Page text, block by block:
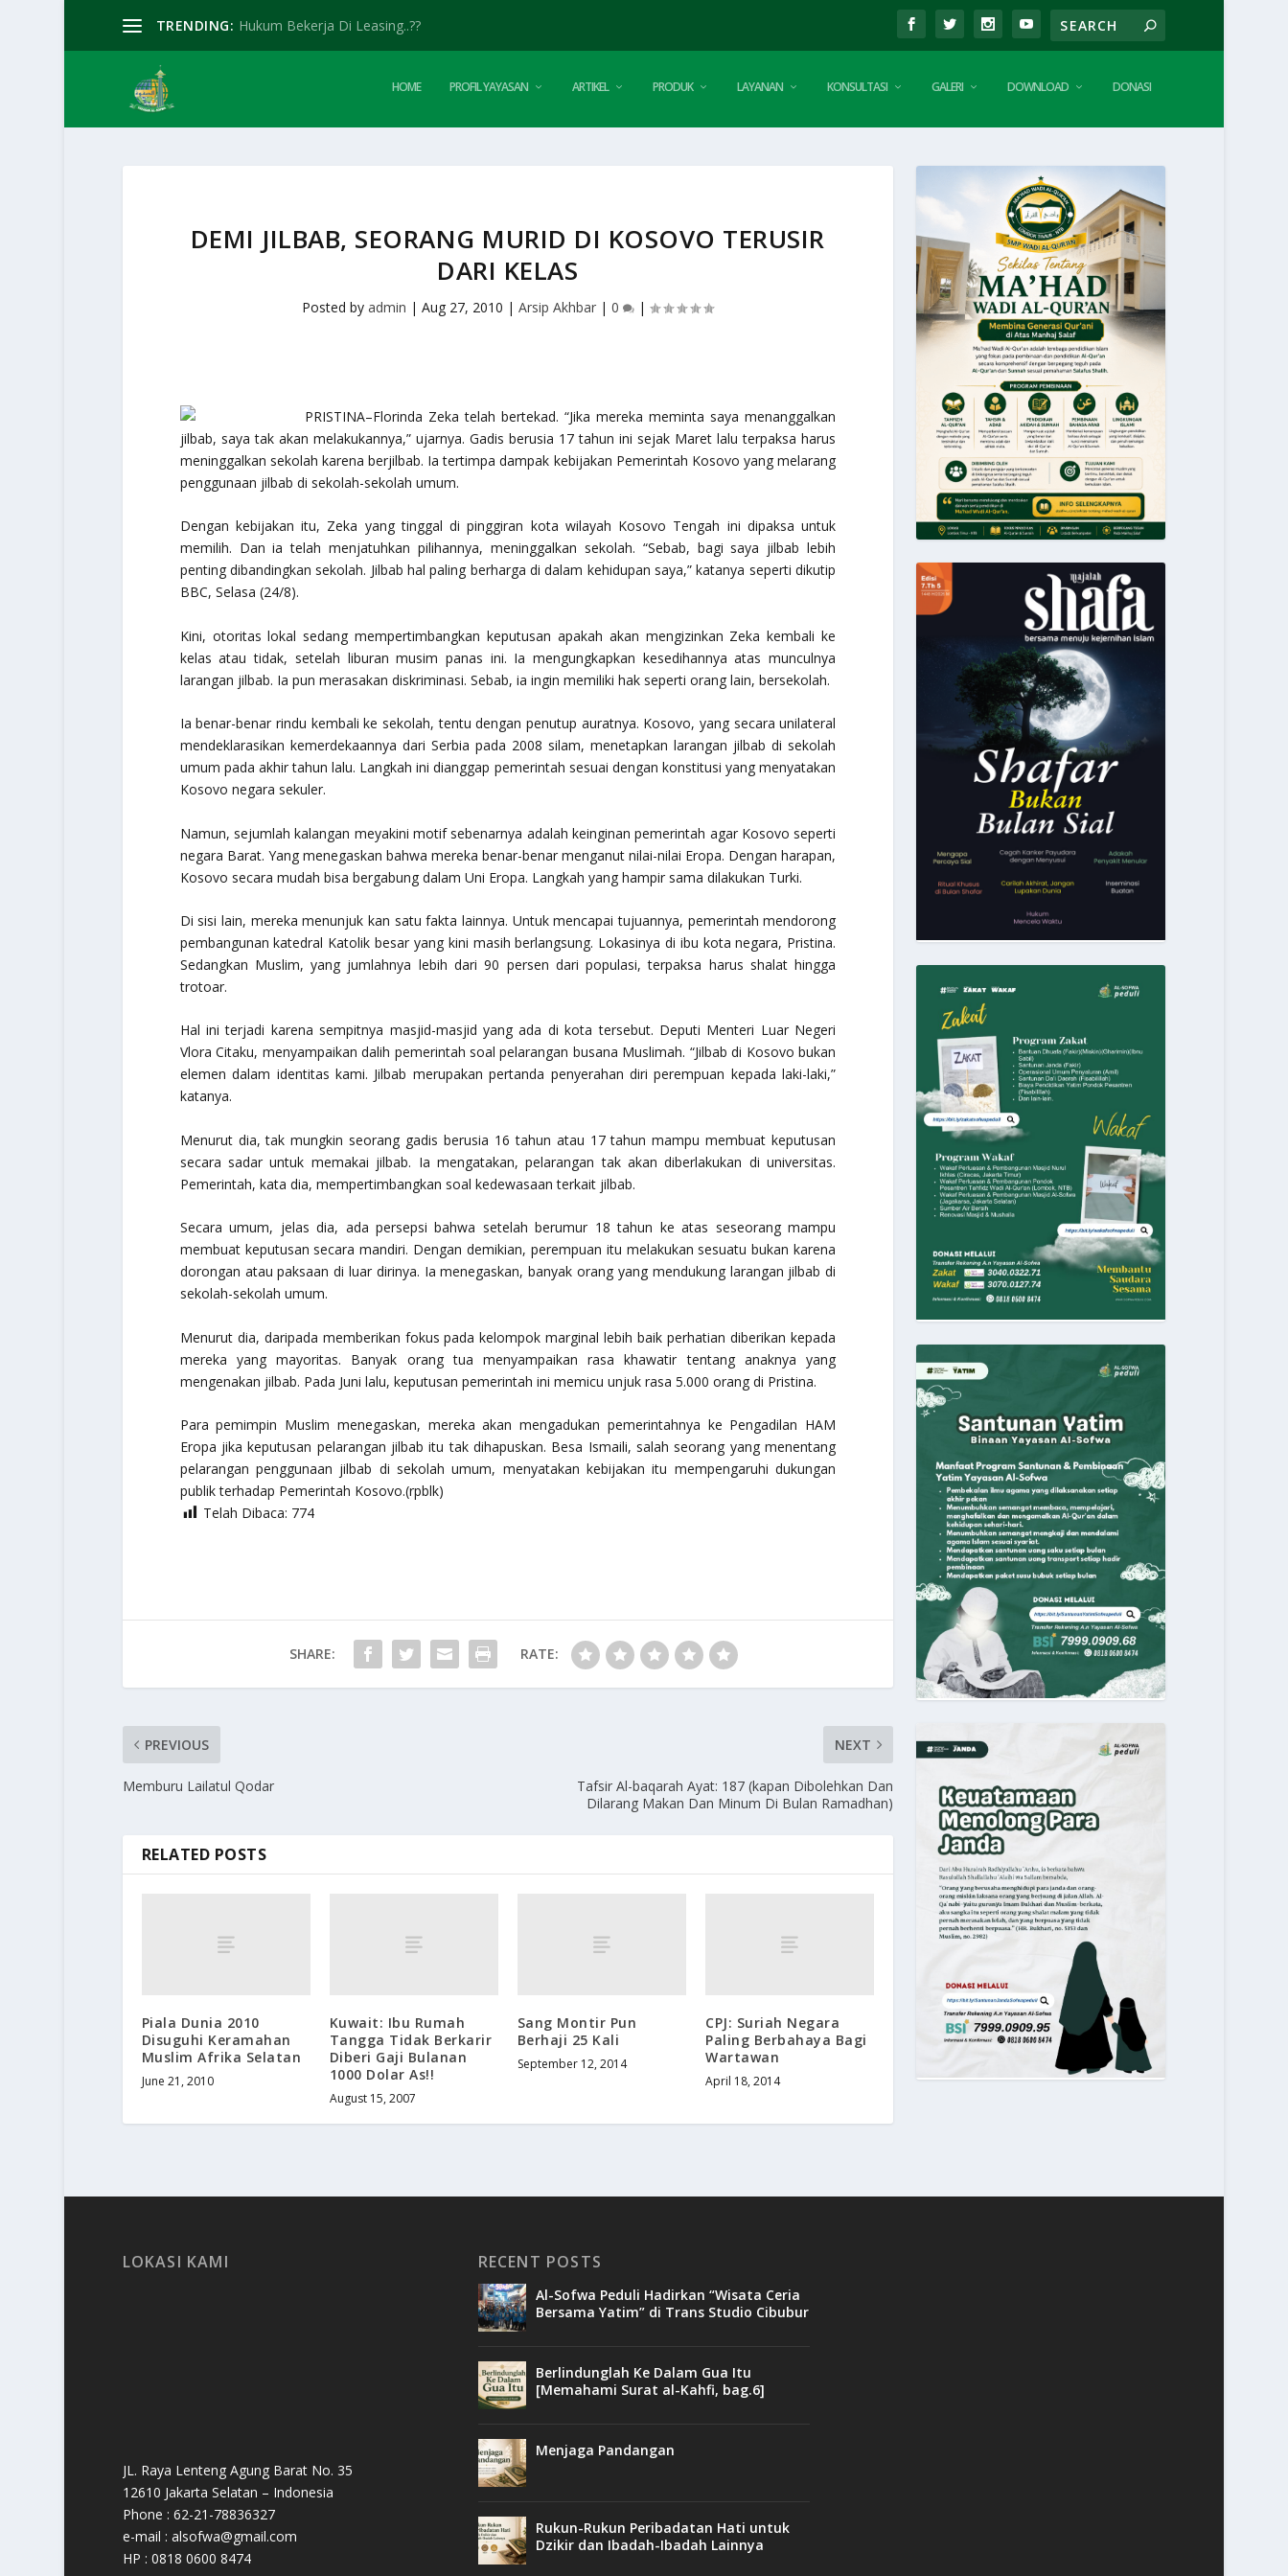
TRENDING: Hukum Bekerja Di Leasing..??
HOME PROFIL YAYASAN ARTIKEL PRODUK LAYANAN KONSULTASI GALERI DOWNLOAD DONASI
DEMI JILBAB, SEORANG MURID DI KOSOVO TERUSIR
DARI KELAS
Posted byadmin |Aug 27, 2010 |Arsip Akhbar |0 |
PRISTINA–Florinda Zeka telah bertekad. “Jika mereka meminta saya menanggalkan
jilbab, saya tak akan melakukannya,” ujarnya. Gadis berusia 17 tahun ini sejak Maret lalu terpaksa harus
meninggalkan sekolah karena berjilbab. Ia tertimpa dampak kebijakan Pemerintah Kosovo yang melarang
penggunaan jilbab di sekolah-sekolah umum.
Dengan kebijakan itu, Zeka yang tinggal di pinggiran kota wilayah Kosovo Tengah ini dipaksa untuk
memilih. Dan ia telah menjatuhkan pilihannya, meninggalkan sekolah. “Sebab, bagi saya jilbab lebih
penting dibandingkan sekolah. Jilbab hal paling berharga di dalam kehidupan saya,” katanya seperti dikutip
BBC, Selasa (24/8).
Kini, otoritas lokal sedang mempertimbangkan keputusan apakah akan mengizinkan Zeka kembali ke
kelas atau tidak, setelah liburan musim panas ini. Ia mengungkapkan kesedihannya atas munculnya
larangan jilbab. Ia pun merasakan diskriminasi. Sebab, ia ingin memiliki hak seperti orang lain, bersekolah.
Ia benar-benar rindu kembali ke sekolah, tentu dengan penutup auratnya. Kosovo, yang secara unilateral
mendeklarasikan kemerdekaannya dari Serbia pada 2008 silam, menetapkan larangan jilbab di sekolah
umum pada akhir tahun lalu. Langkah ini dianggap pemerintah sesuai dengan konstitusi yang menyatakan
Kosovo negara sekuler.
Namun, sejumlah kalangan meyakini motif sebenarnya adalah keinginan pemerintah agar Kosovo seperti
negara Barat. Yang menegaskan bahwa mereka benar-benar menganut nilai-nilai Eropa. Dengan harapan,
Kosovo secara mudah bisa bergabung dalam Uni Eropa. Langkah yang hampir sama dilakukan Turki.
Di sisi lain, mereka menunjuk kan satu fakta lainnya. Untuk mencapai tujuannya, pemerintah mendorong
pembangunan katedral Katolik besar yang kini masih berlangsung. Lokasinya di ibu kota negara, Pristina.
Sedangkan Muslim, yang jumlahnya lebih dari 90 persen dari populasi, terpaksa harus shalat hingga
trotoar.
Hal ini terjadi karena sempitnya masjid-masjid yang ada di kota tersebut. Deputi Menteri Luar Negeri
Vlora Citaku, menyampaikan dalih pemerintah soal pelarangan busana Muslimah. “Jilbab di Kosovo bukan
elemen dalam identitas kami. Jilbab merupakan pertanda penyerahan diri perempuan kepada laki-laki,”
katanya.
Menurut dia, tak mungkin seorang gadis berusia 16 tahun atau 17 tahun mampu membuat keputusan
secara sadar untuk memakai jilbab. Ia mengatakan, pelarangan tak akan diberlakukan di universitas.
Pemerintah, kata dia, mempertimbangkan soal kedewasaan terkait jilbab.
Secara umum, jelas dia, ada persepsi bahwa setelah berumur 18 tahun ke atas seseorang mampu
membuat keputusan secara mandiri. Dengan demikian, perempuan itu melakukan sesuatu bukan karena
dorongan atau paksaan di luar dirinya. Ia menegaskan, banyak orang yang mendukung larangan jilbab di
sekolah-sekolah umum.
Menurut dia, daripada memberikan fokus pada kelompok marginal lebih baik perhatian diberikan kepada
mereka yang mayoritas. Banyak orang tua menyampaikan rasa khawatir tentang anaknya yang
mengenakan jilbab. Pada Juni lalu, keputusan pemerintah ini memicu unjuk rasa 5.000 orang di Pristina.
Para pemimpin Muslim menegaskan, mereka akan mengadukan pemerintahnya ke Pengadilan HAM
Eropa jika keputusan pelarangan jilbab itu tak dihapuskan. Besa Ismaili, salah seorang yang menentang
pelarangan penggunaan jilbab di sekolah umum, menyatakan kebijakan itu mempengaruhi dukungan
publik terhadap Pemerintah Kosovo.(rpblk)
Telah Dibaca: 774
SHARE: RATE:
PREVIOUS
Memburu Lailatul Qodar
NEXT
Tafsir Al-baqarah Ayat: 187 (kapan Dibolehkan Dan
Dilarang Makan Dan Minum Di Bulan Ramadhan)
RELATED POSTS
Piala Dunia 2010
Disuguhi Keramahan
Muslim Afrika Selatan
June 21, 2010
Kuwait: Ibu Rumah
Tangga Tidak Berkarir
Diberi Gaji Bulanan
1000 Dolar As!!
August 15, 2007
Sang Montir Pun
Berhaji 25 Kali
September 12, 2014
CPJ: Suriah Negara
Paling Berbahaya Bagi
Wartawan
April 18, 2014
LOKASI KAMI
JL. Raya Lenteng Agung Barat No. 35
12610 Jakarta Selatan – Indonesia
Phone : 62-21-78836327
e-mail : alsofwa@gmail.com
HP : 0818 0600 8474
RECENT POSTS
Al-Sofwa Peduli Hadirkan “Wisata Ceria
Bersama Yatim” di Trans Studio Cibubur
Berlindunglah Ke Dalam Gua Itu
[Memahami Surat al-Kahfi, bag.6]
Menjaga Pandangan
Rukun-Rukun Peribadatan Hati untuk
Dzikir dan Ibadah-Ibadah Lainnya